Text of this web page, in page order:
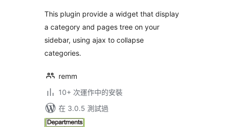
This plugin provide a widget that display
a category and pages tree on your
sidebar, using ajax to collapse
categories.
remm
10+ 次運作中的安裝
在 3.0.5 測試過